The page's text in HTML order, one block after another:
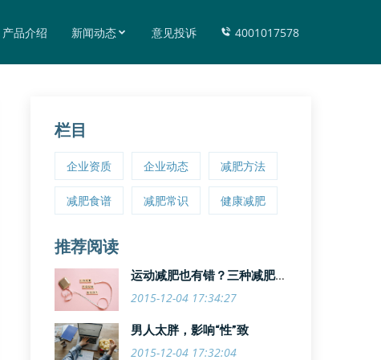
产品介绍 新闻动态 意见投诉 4001017578
栏目
企业资质 企业动态 减肥方法
减肥食谱 减肥常识 健康减肥
推荐阅读
运动减肥也有错？三种减肥运
2015-12-04 17:34:27
男人太胖，影响“性”致
2015-12-04 17:32:04